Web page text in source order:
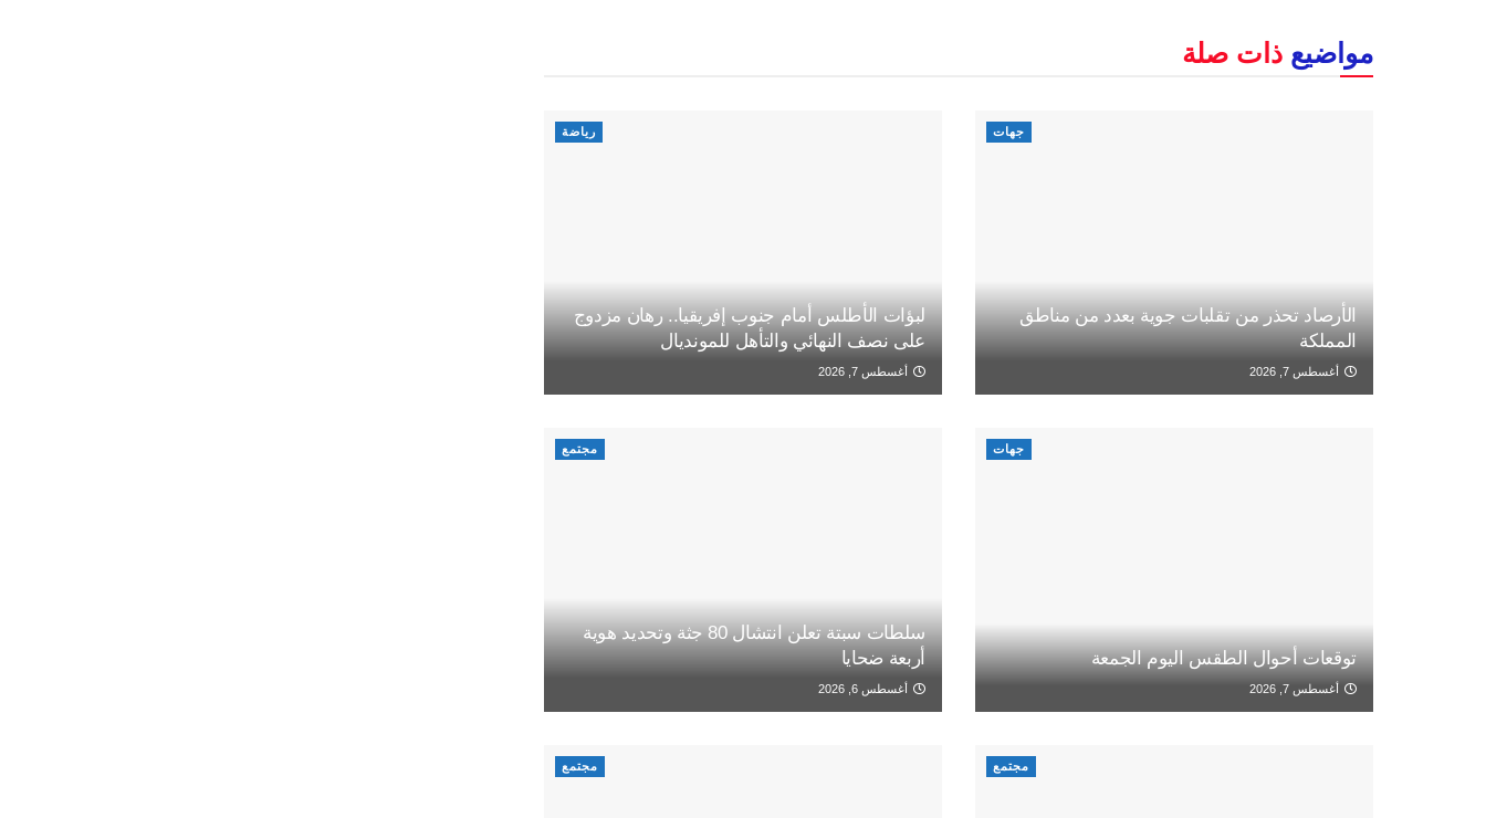
مواضيع ذات صلة
جهات
الأرصاد تحذر من تقلبات جوية بعدد من مناطق
المملكة
أغسطس 7, 2026
رياضة
لبؤات الأطلس أمام جنوب إفريقيا.. رهان مزدوج
على نصف النهائي والتأهل للمونديال
أغسطس 7, 2026
جهات
توقعات أحوال الطقس اليوم الجمعة
أغسطس 7, 2026
مجتمع
سلطات سبتة تعلن انتشال 80 جثة وتحديد هوية
أربعة ضحايا
أغسطس 6, 2026
مجتمع مجتمع